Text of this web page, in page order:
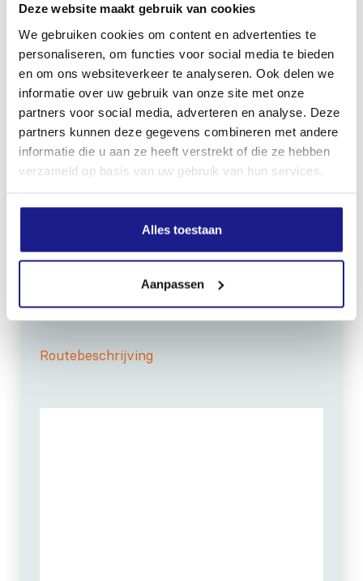
Deze website maakt gebruik van cookies
We gebruiken cookies om content en advertenties te
personaliseren, om functies voor social media te bieden
en om ons websiteverkeer te analyseren. Ook delen we
informatie over uw gebruik van onze site met onze
partners voor social media, adverteren en analyse. Deze
partners kunnen deze gegevens combineren met andere
informatie die u aan ze heeft verstrekt of die ze hebben
verzameld op basis van uw gebruik van hun services.
Alles toestaan
Aanpassen
8801 RD Franeker
0517-396800
info@mechanisatiefraneker.nl
Bij storing:06-83139573
OPENINGSTIJDEN
Maandag t/m vrijdag: 07:30 - 17:00
09:00 - 12:00
Zondag: gesloten
Routebeschrijving